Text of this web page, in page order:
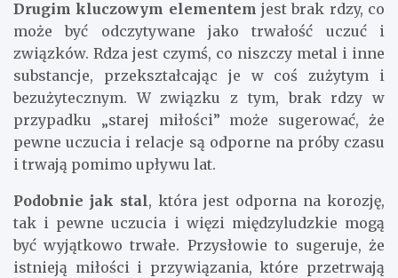
Drugim kluczowym elementem jest brak rdzy, co
może być odczytywane jako trwałość uczuć i
związków. Rdza jest czymś, co niszczy metal i inne
substancje, przekształcając je w coś zużytym i
bezużytecznym. W związku z tym, brak rdzy w
przypadku „starej miłości” może sugerować, że
pewne uczucia i relacje są odporne na próby czasu
i trwają pomimo upływu lat.
Podobnie jak stal, która jest odporna na korozję,
tak i pewne uczucia i więzi międzyludzkie mogą
być wyjątkowo trwałe. Przysłowie to sugeruje, że
istnieją miłości i przywiązania, które przetrwają